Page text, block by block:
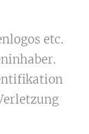
etc.